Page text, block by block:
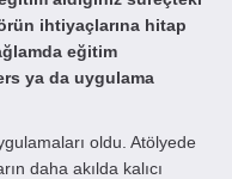
ihtiyaçlarına hitap
eğitim
ya da uygulama
oldu. Atölyede
daha akılda kalıcı